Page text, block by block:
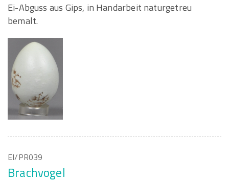
Ei-Abguss aus Gips, in Handarbeit naturgetreu
bemalt.
EI/PR039
Brachvogel